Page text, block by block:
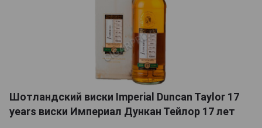
Шотландский виски Imperial Duncan Taylor 17
years виски Империал Дункан Тейлор 17 лет